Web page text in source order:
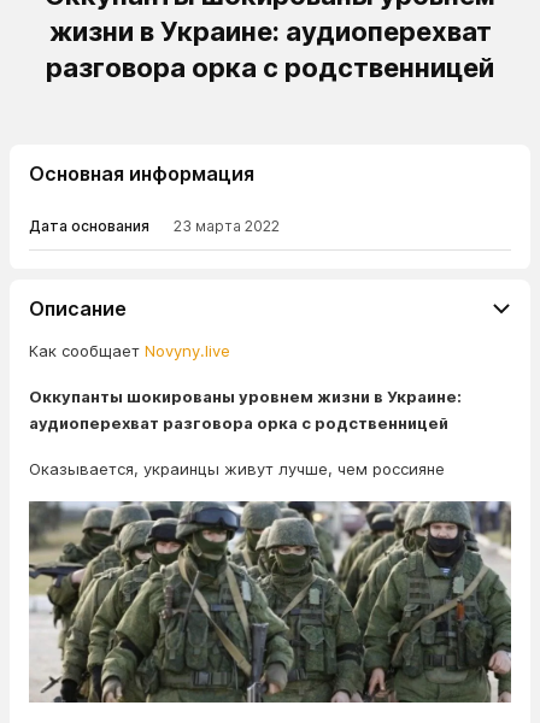
жизни в Украине: аудиоперехват
разговора орка с родственницей
Основная информация
Дата основания 23 марта 2022
Описание
Как сообщает Novyny.live
Оккупанты шокированы уровнем жизни в Украине:
аудиоперехват разговора орка с родственницей
Оказывается, украинцы живут лучше, чем россияне